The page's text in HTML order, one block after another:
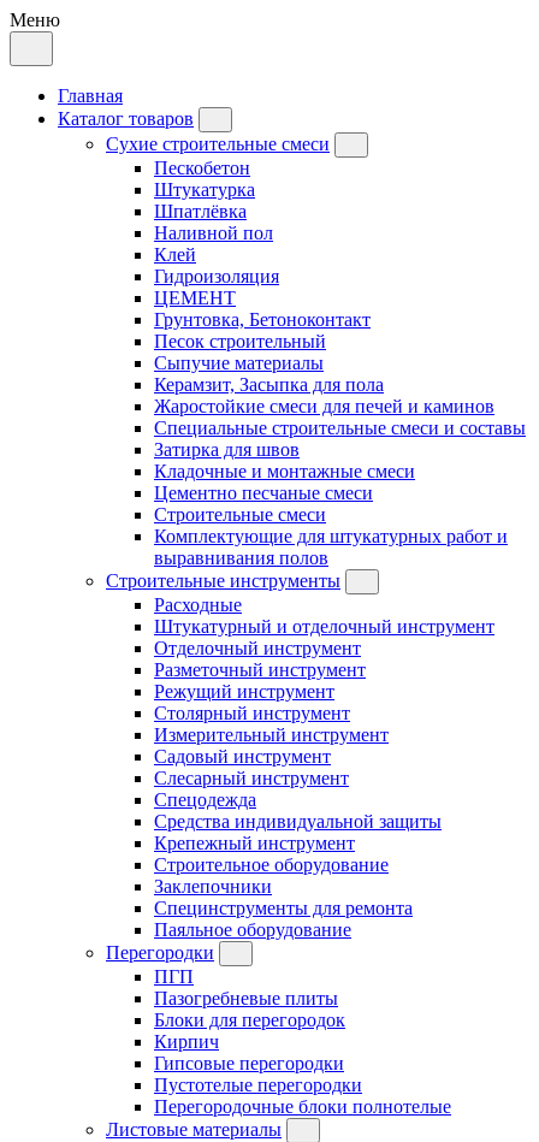
Меню
Главная
Каталог товаров
Сухие строительные смеси
Пескобетон
Штукатурка
Шпатлёвка
Наливной пол
Клей
Гидроизоляция
ЦЕМЕНТ
Грунтовка, Бетоноконтакт
Песок строительный
Сыпучие материалы
Керамзит, Засыпка для пола
Жаростойкие смеси для печей и каминов
Специальные строительные смеси и составы
Затирка для швов
Кладочные и монтажные смеси
Цементно песчаные смеси
Строительные смеси
Комплектующие для штукатурных работ и
выравнивания полов
Строительные инструменты
Расходные
Штукатурный и отделочный инструмент
Отделочный инструмент
Разметочный инструмент
Режущий инструмент
Столярный инструмент
Измерительный инструмент
Садовый инструмент
Слесарный инструмент
Спецодежда
Средства индивидуальной защиты
Крепежный инструмент
Строительное оборудование
Заклепочники
Специнструменты для ремонта
Паяльное оборудование
Перегородки
ПГП
Пазогребневые плиты
Блоки для перегородок
Кирпич
Гипсовые перегородки
Пустотелые перегородки
Перегородочные блоки полнотелые
Листовые материалы